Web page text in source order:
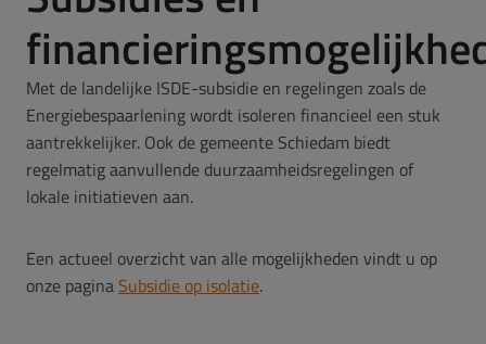
Met de landelijke ISDE-subsidie en regelingen zoals de
Energiebespaarlening wordt isoleren financieel een stuk
aantrekkelijker. Ook de gemeente Schiedam biedt
regelmatig aanvullende duurzaamheidsregelingen of
lokale initiatieven aan.
Een actueel overzicht van alle mogelijkheden vindt u op
onze pagina Subsidie op isolatie.